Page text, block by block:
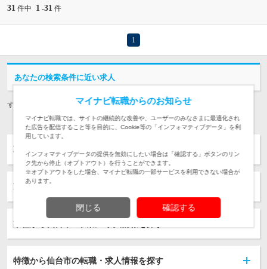
31 件中 1 -31 件
1
あなたの検索条件に近い求人
すべての求人を見る
職種から仙台市の転職・求人情報を探す
勤務地から転職・求人情報を探す
業種から仙台市の転職・求人情報を探す
特徴から仙台市の転職・求人情報を探す
マイナビ転職からのお知らせ
マイナビ転職では、サイトの継続的な改善や、ユーザーのみなさまに最適化され
た広告を配信すること等を目的に、Cookie等の「インフォマティブデータ」を利
用しています。
インフォマティブデータの提供を無効にしたい場合は「確認する」ボタンのリン
ク先から停止（オプトアウト）を行うことができます。
※オプトアウトをした場合、マイナビ転職の一部サービスを利用できない場合が
あります。
閉じる 確認する